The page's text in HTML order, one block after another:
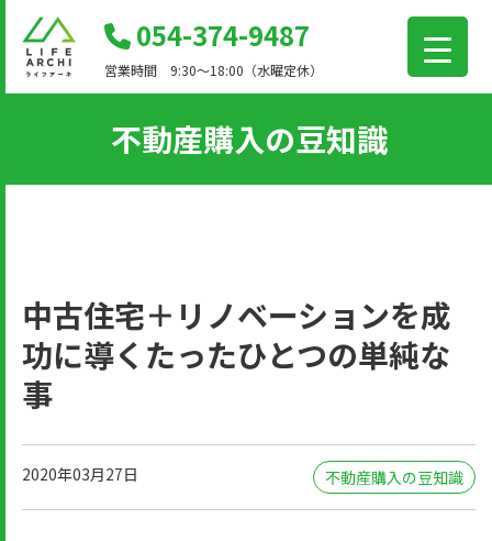
054-374-9487
営業時間 9:30～18:00（水曜定休）
不動産購入の豆知識
中古住宅＋リノベーションを成
功に導くたったひとつの単純な
事
2020年03月27日 不動産購入の豆知識